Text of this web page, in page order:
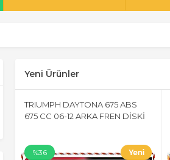
Yeni Ürünler
TRIUMPH DAYTONA 675 ABS
675 CC 06-12 ARKA FREN DİSKİ
%36